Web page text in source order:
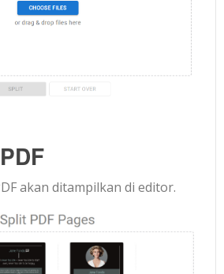
akan ditampilkan di editor.